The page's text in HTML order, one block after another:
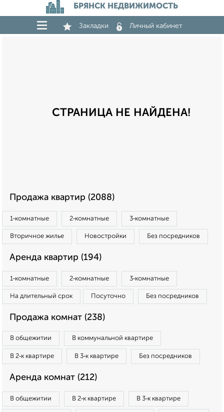
БРЯНСК НЕДВИЖИМОСТЬ
Закладки Личный кабинет
СТРАНИЦА НЕ НАЙДЕНА!
Продажа квартир (2088)
1‑комнатные 2‑комнатные 3‑комнатные
Вторичное жилье Новостройки Без посредников
Аренда квартир (194)
1‑комнатные 2‑комнатные 3‑комнатные
На длительный срок Посуточно Без посредников
Продажа комнат (238)
В общежитии В коммунальной квартире
В 2‑к квартире В 3‑к квартире Без посредников
Аренда комнат (212)
В общежитии В 2‑к квартире В 3‑к квартире